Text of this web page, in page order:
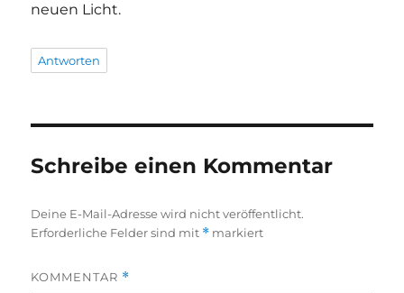
neuen Licht.
Antworten
Schreibe einen Kommentar
Deine E-Mail-Adresse wird nicht veröffentlicht.
Erforderliche Felder sind mit * markiert
KOMMENTAR *